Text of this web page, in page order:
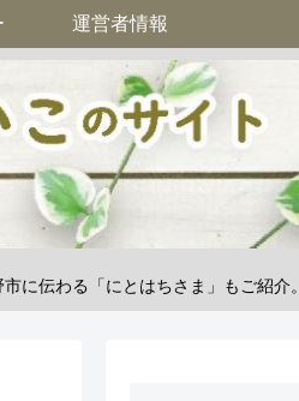
に伝わる「にとはちさま」もご紹介。
運営者情報